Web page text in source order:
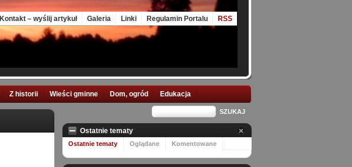
Kontakt – wyślij artykuł Galeria Linki Regulamin Portalu RSS
Z historii Wieści gminne Dom, ogród Edukacja
Ostatnie tematy
Ostatnie tematy Oglądane Komentowane